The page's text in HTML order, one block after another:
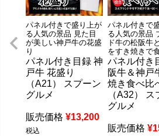
パネル付きで盛り上が
る人気の景品 見た目
が美しい神戸牛の花盛
り
パネル付き目録 神
戸牛 花盛り
（A21） スプーン
グルメ
販売価格 ¥13,200
税込
パネル付きで
る人気の景品
ド牛の松阪牛
をすき焼きで
パネル付き
阪牛＆神戸
焼き食べ比
（A32） ス
グルメ
販売価格 ¥